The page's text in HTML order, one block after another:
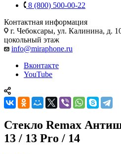
8 (800) 500-00-22
Контактная информация
г. Чебоксары, ул. Калинина,
цокольный этаж
info@miraphone.ru
Вконтакте
YouTube
Стекло Remax
13 / 13 Pro / 14